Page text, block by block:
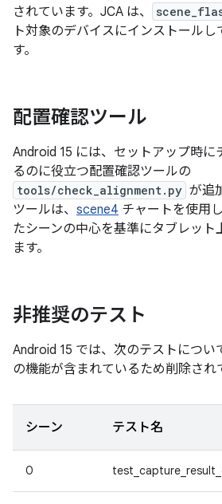
されています。JCA は、
ト対象のデバイスにインストール
す。
配置確認ツール
Android 15 には、セットアップ時に
るのに役立つ配置確認ツールの
tools/check_alignment.py が追
ツールは、 scene4 チャートを使用
たシーンの中心を基準にタブレット
ます。
非推奨のテスト
Android 15 では、次のテストについ
の機能が含まれているため削除され
シーン テスト名
0